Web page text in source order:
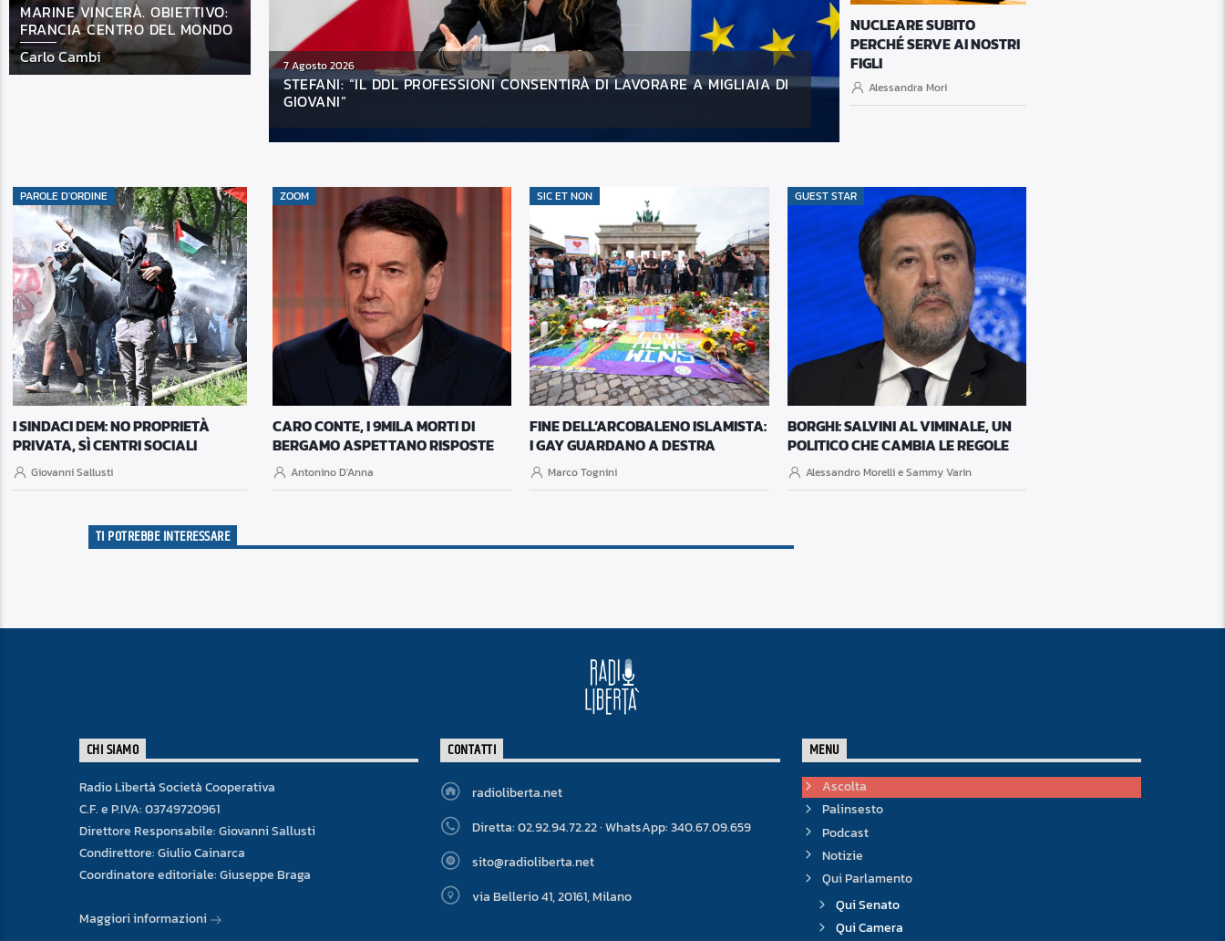
MARINE VINCERÀ. OBIETTIVO:
FRANCIA CENTRO DEL MONDO
Carlo Cambi
5 Agosto 2026
MORELLI: “TAGLIO ACCISE CONFERMATO, VENIAMO INCONTRO ALLE
ESIGENZE DEI CITTADINI”
3 Agosto 2026
MOLINARI: “SÌ AL TAGLIO DELLE ACCISE SULLA
AUMENTARE LE TASSE AI CITTADINI”
NUCLEARE SUBITO
PERCHÉ SERVE AI NOSTRI
FIGLI
Alessandra Mori
PAROLE D'ORDINE
I SINDACI DEM: NO PROPRIETÀ
PRIVATA, SÌ CENTRI SOCIALI
Giovanni Sallusti
ZOOM
CARO CONTE, I 9MILA MORTI DI
BERGAMO ASPETTANO RISPOSTE
Antonino D'Anna
SIC ET NON
FINE DELL’ARCOBALENO ISLAMISTA:
I GAY GUARDANO A DESTRA
Marco Tognini
GUEST STAR
BORGHI: SALVINI AL VIMINALE, UN
POLITICO CHE CAMBIA LE REGOLE
Alessandro Morelli e Sammy Varin
TI POTREBBE INTERESSARE
CHI SIAMO
Radio Libertà Società Cooperativa
C.F. e P.IVA: 03749720961
Direttore Responsabile: Giovanni Sallusti
Condirettore: Giulio Cainarca
Coordinatore editoriale: Giuseppe Braga
Maggiori informazioni
CONTATTI
radioliberta.net
Diretta: 02.92.94.72.22 · WhatsApp: 340.67.09.659
sito@radioliberta.net
via Bellerio 41, 20161, Milano
MENU
Ascolta
Palinsesto
Podcast
Notizie
Qui Parlamento
Qui Senato
Qui Camera